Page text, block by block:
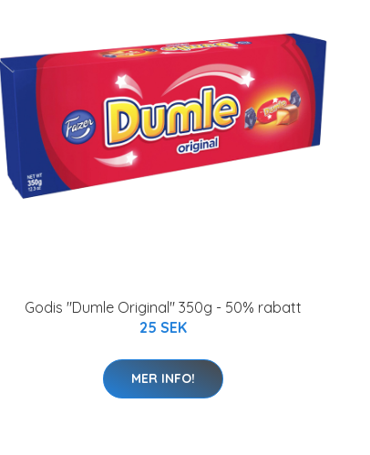
Godis "Dumle Original" 350g - 50% rabatt
25 SEK
MER INFO!